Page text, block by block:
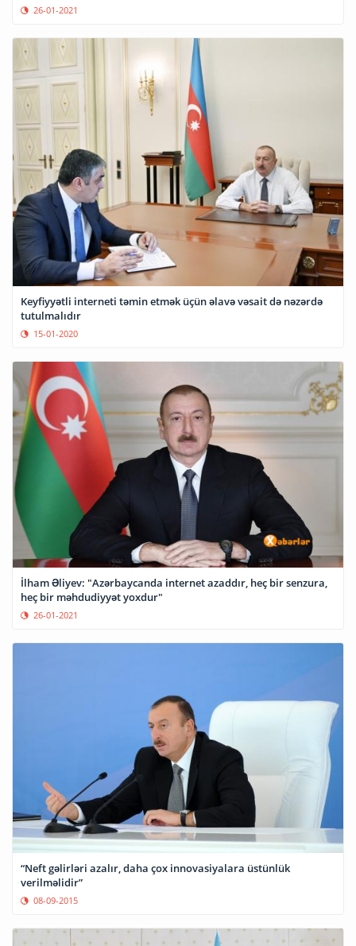
26-01-2021
Keyfiyyətli interneti təmin etmək üçün əlavə vəsait də nəzərdə
tutulmalıdır
15-01-2020
İlham Əliyev: "Azərbaycanda internet azaddır, heç bir senzura,
heç bir məhdudiyyət yoxdur"
26-01-2021
“Neft gəlirləri azalır, daha çox innovasiyalara üstünlük
verilməlidir”
08-09-2015